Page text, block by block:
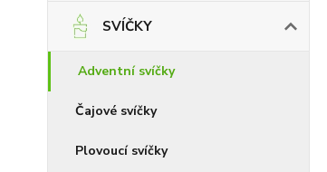
SVÍČKY
Adventní svíčky
Čajové svíčky
Plovoucí svíčky